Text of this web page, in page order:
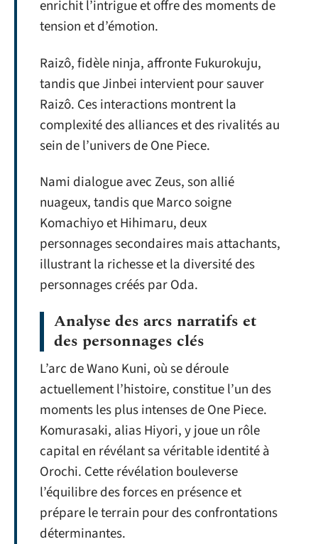
enrichit l’intrigue et offre des moments de
tension et d’émotion.
Raizô, fidèle ninja, affronte Fukurokuju,
tandis que Jinbei intervient pour sauver
Raizô. Ces interactions montrent la
complexité des alliances et des rivalités au
sein de l’univers de One Piece.
Nami dialogue avec Zeus, son allié
nuageux, tandis que Marco soigne
Komachiyo et Hihimaru, deux
personnages secondaires mais attachants,
illustrant la richesse et la diversité des
personnages créés par Oda.
Analyse des arcs narratifs et
des personnages clés
L’arc de Wano Kuni, où se déroule
actuellement l’histoire, constitue l’un des
moments les plus intenses de One Piece.
Komurasaki, alias Hiyori, y joue un rôle
capital en révélant sa véritable identité à
Orochi. Cette révélation bouleverse
l’équilibre des forces en présence et
prépare le terrain pour des confrontations
déterminantes.